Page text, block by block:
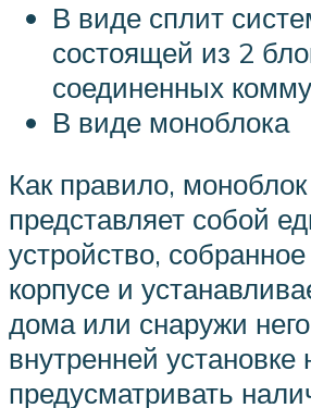
В виде сплит
состоящей из 2
соединенных
В виде моноблока
Как правило, моноблок
представляет собой
устройство,
корпусе и
дома или снаружи
внутренней
предусматривать